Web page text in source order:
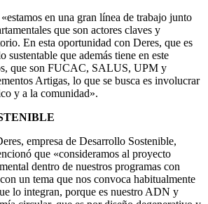
en una gran línea de trabajo junto
que son actores claves y
En esta oportunidad con Deres, que es
sustentable que además tiene en este
que son FUCAC, SALUS, UPM y
Artigas, lo que se busca es involucrar
y a la comunidad».
empresa de Desarrollo Sostenible,
que «consideramos al proyecto
dentro de nuestros programas con
un tema que nos convoca habitualmente
lo integran, porque es nuestro ADN y